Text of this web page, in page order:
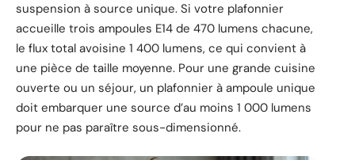
suspension à source unique. Si votre plafonnier
accueille trois ampoules E14 de 470 lumens chacune,
le flux total avoisine 1 400 lumens, ce qui convient à
une pièce de taille moyenne. Pour une grande cuisine
ouverte ou un séjour, un plafonnier à ampoule unique
doit embarquer une source d’au moins 1 000 lumens
pour ne pas paraître sous-dimensionné.